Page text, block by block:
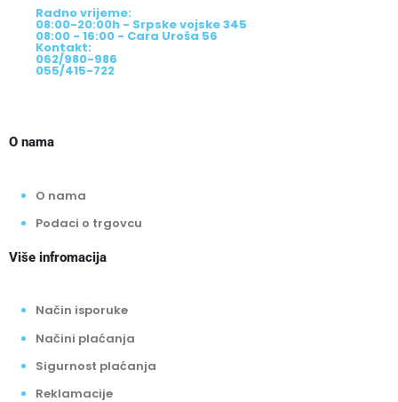
Radno vrijeme:
08:00-20:00h - Srpske vojske 345
08:00 - 16:00 - Cara Uroša 56
Kontakt:
062/980-986
055/415-722
O nama
O nama
Podaci o trgovcu
Više infromacija
Način isporuke
Načini plaćanja
Sigurnost plaćanja
Reklamacije